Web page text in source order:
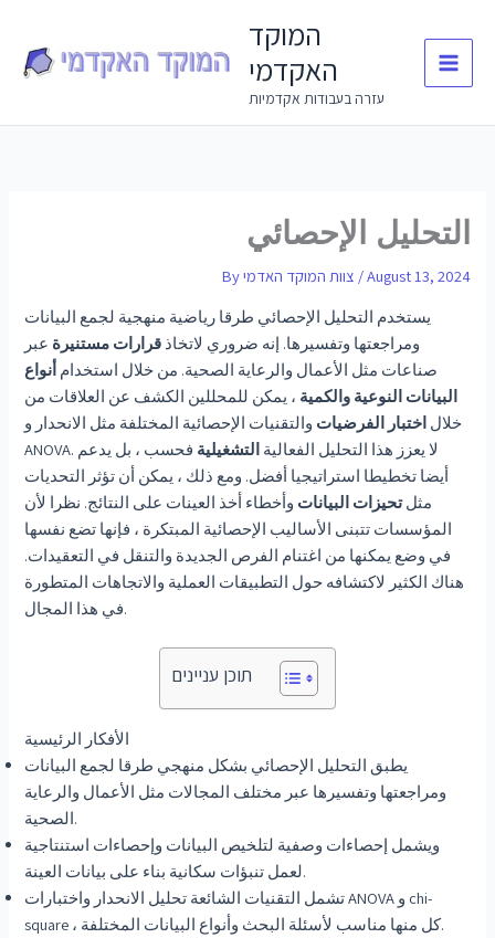
content
המוקד
האקדמי
עזרה בעבודות אקדמיות
التحليل الإحصائي
By /August 13, 2024
يستخدم التحليل الإحصائي طرقا رياضية منهجية لجمع البيانات
ومراجعتها وتفسيرها. إنه ضروري لاتخاذ قرارات مستنيرة عبر
صناعات مثل الأعمال والرعاية الصحية. من خلال استخدام أنواع
البيانات النوعية والكمية ، يمكن للمحللين الكشف عن العلاقات من
خلال اختبار الفرضيات والتقنيات الإحصائية المختلفة مثل الانحدار و
ANOVA. لا يعزز هذا التحليل الفعالية التشغيلية فحسب ، بل يدعم
أيضا تخطيطا استراتيجيا أفضل. ومع ذلك ، يمكن أن تؤثر التحديات
مثلتحيزات البيانات وأخطاء أخذ العينات على النتائج. نظرا لأن
المؤسسات تتبنى الأساليب الإحصائية المبتكرة ، فإنها تضع نفسها
في وضع يمكنها من اغتنام الفرص الجديدة والتنقل في التعقيدات.
هناك الكثير لاكتشافه حول التطبيقات العملية والاتجاهات المتطورة
في هذا المجال.
תוכן עניינים
الأفكار الرئيسية
يطبق التحليل الإحصائي بشكل منهجي طرقا لجمع البيانات
ومراجعتها وتفسيرها عبر مختلف المجالات مثل الأعمال والرعاية
الصحية.
ويشمل إحصاءات وصفية لتلخيص البيانات وإحصاءات استنتاجية
لعمل تنبؤات سكانية بناء على بيانات العينة.
تشمل التقنيات الشائعة تحليل الانحدار واختبارات ANOVA و chi-
square ، كل منها مناسب لأسئلة البحث وأنواع البيانات المختلفة.